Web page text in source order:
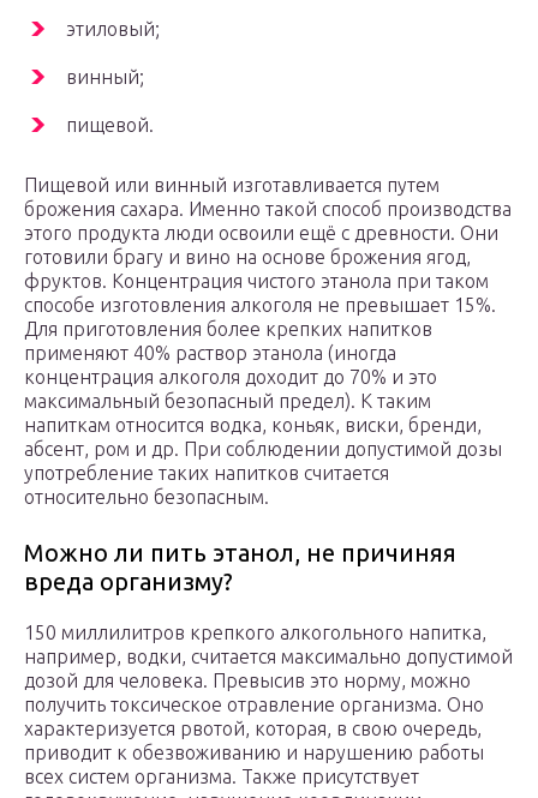
этиловый;
винный;
пищевой.
Пищевой или винный изготавливается путем
брожения сахара. Именно такой способ производства
этого продукта люди освоили ещё с древности. Они
готовили брагу и вино на основе брожения ягод,
фруктов. Концентрация чистого этанола при таком
способе изготовления алкоголя не превышает 15%.
Для приготовления более крепких напитков
применяют 40% раствор этанола (иногда
концентрация алкоголя доходит до 70% и это
максимальный безопасный предел). К таким
напиткам относится водка, коньяк, виски, бренди,
абсент, ром и др. При соблюдении допустимой дозы
употребление таких напитков считается
относительно безопасным.
Можно ли пить этанол, не причиняя
вреда организму?
150 миллилитров крепкого алкогольного напитка,
например, водки, считается максимально допустимой
дозой для человека. Превысив это норму, можно
получить токсическое отравление организма. Оно
характеризуется рвотой, которая, в свою очередь,
приводит к обезвоживанию и нарушению работы
всех систем организма. Также присутствует